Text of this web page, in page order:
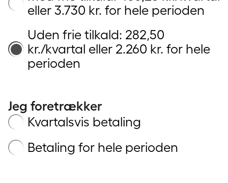
eller 3.730 kr. for hele perioden
Uden frie tilkald: 282,50
kr./kvartal eller 2.260 kr. for hele
perioden
Jeg foretrækker
Kvartalsvis betaling
Betaling for hele perioden